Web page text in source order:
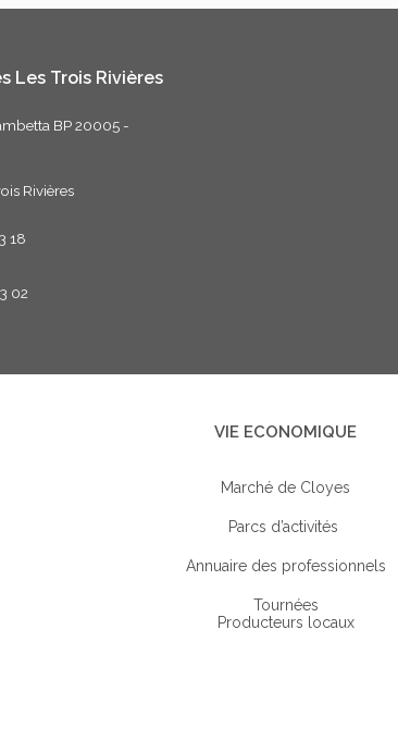
Les Trois Rivières
BP 20005 -
Rivières
18
02
VIE ECONOMIQUE
Marché de Cloyes
Parcs d’activités
Annuaire des professionnels
Tournées
Producteurs locaux